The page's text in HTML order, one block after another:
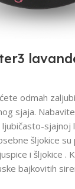
odmah
sjaja.
sjajnoj
šljokice su
i šljokice .
bajkovitih